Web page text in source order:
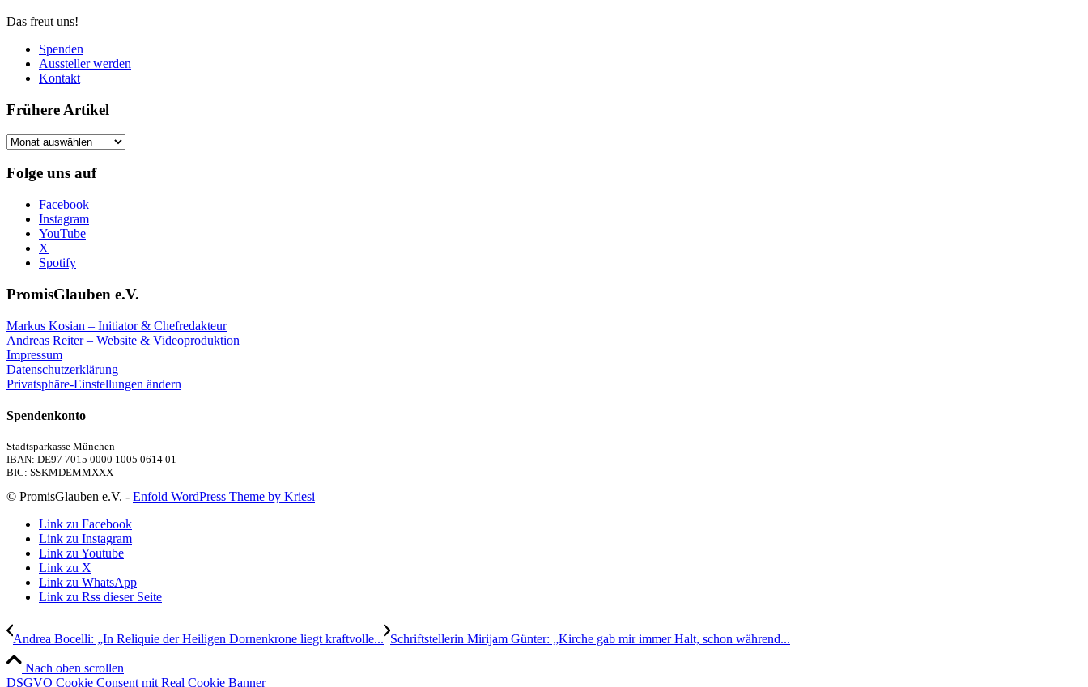
Das freut uns!
Spenden
Aussteller werden
Kontakt
Frühere Artikel
Frühere
Folge uns auf
Facebook
Instagram
YouTube
X
Spotify
PromisGlauben e.V.
Markus Kosian – Initiator & Chefredakteur
Andreas Reiter – Website & Videoproduktion
Impressum
Datenschutzerklärung
Privatsphäre-Einstellungen ändern
Spendenkonto
Stadtsparkasse München
IBAN: DE97 7015 0000 1005 0614 01
BIC: SSKMDEMMXXX
© PromisGlauben e.V. - Enfold WordPress Theme by Kriesi
Link zu Facebook
Link zu Instagram
Link zu Youtube
Link zu X
Link zu WhatsApp
Link zu Rss dieser Seite
Andrea Bocelli: „In Reliquie der Heiligen Dornenkrone liegt kraftvolle... Schriftstellerin Mirijam Günter: „Kirche gab mir immer Halt, schon während...
Nach oben scrollen
DSGVO Cookie Consent mit Real Cookie Banner